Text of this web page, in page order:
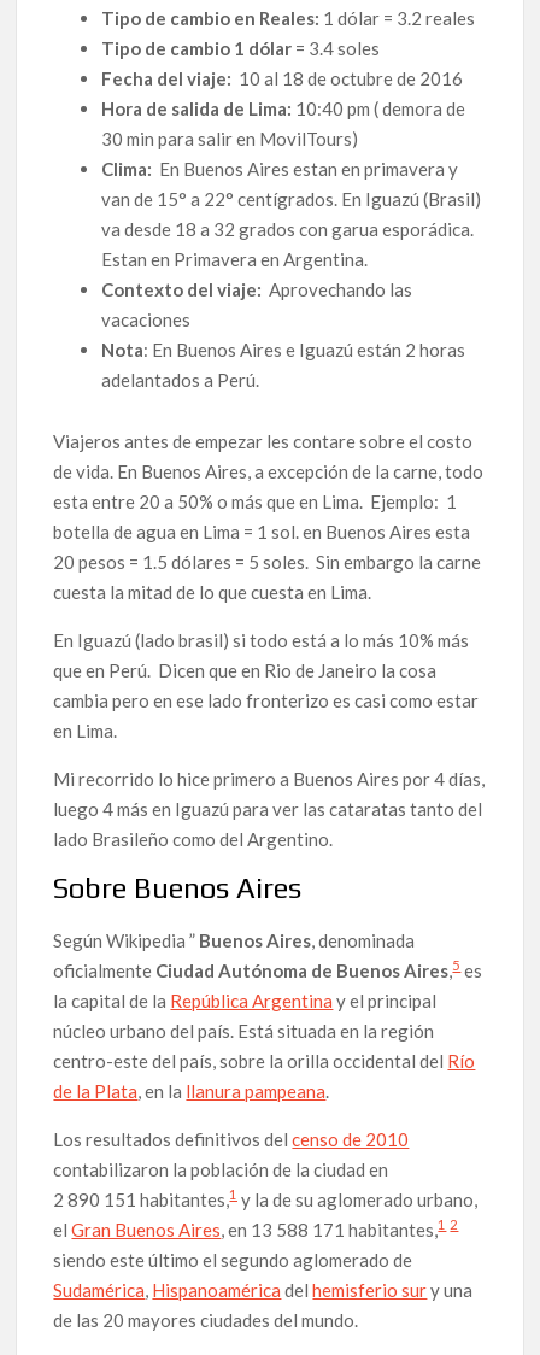
Tipo de cambio en Reales: 1 dólar = 3.2 reales
Tipo de cambio 1 dólar = 3.4 soles
Fecha del viaje: 10 al 18 de octubre de 2016
Hora de salida de Lima: 10:40 pm ( demora de
30 min para salir en MovilTours)
Clima: En Buenos Aires estan en primavera y
van de 15° a 22° centígrados. En Iguazú (Brasil)
va desde 18 a 32 grados con garua esporádica.
Estan en Primavera en Argentina.
Contexto del viaje: Aprovechando las
vacaciones
Nota: En Buenos Aires e Iguazú están 2 horas
adelantados a Perú.
Viajeros antes de empezar les contare sobre el costo
de vida. En Buenos Aires, a excepción de la carne, todo
esta entre 20 a 50% o más que en Lima. Ejemplo: 1
botella de agua en Lima = 1 sol. en Buenos Aires esta
20 pesos = 1.5 dólares = 5 soles. Sin embargo la carne
cuesta la mitad de lo que cuesta en Lima.
En Iguazú (lado brasil) si todo está a lo más 10% más
que en Perú. Dicen que en Rio de Janeiro la cosa
cambia pero en ese lado fronterizo es casi como estar
en Lima.
Mi recorrido lo hice primero a Buenos Aires por 4 días,
luego 4 más en Iguazú para ver las cataratas tanto del
lado Brasileño como del Argentino.
Sobre Buenos Aires
Según Wikipedia ” Buenos Aires, denominada
oficialmente Ciudad Autónoma de Buenos Aires,5es
la capital de la República Argentina y el principal
núcleo urbano del país. Está situada en la región
centro-este del país, sobre la orilla occidental del Río
de la Plata, en la llanura pampeana.
Los resultados definitivos delcenso de 2010
contabilizaron la población de la ciudad en
2 890 151 habitantes,1 y la de su aglomerado urbano,
elGran Buenos Aires, en 13 588 171 habitantes,1 2
siendo este último el segundo aglomerado de
Sudamérica, Hispanoamérica delhemisferio sury una
de las 20 mayores ciudades del mundo.